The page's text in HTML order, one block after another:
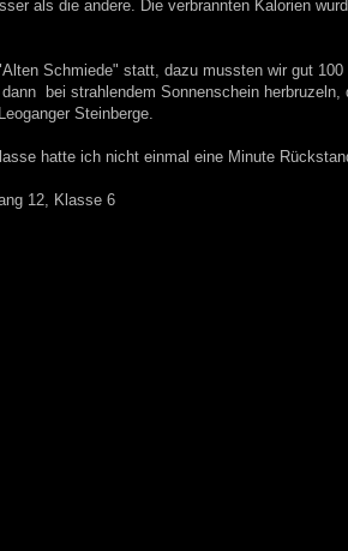
als die andere. Die verbrannten Kalorien
Schmiede" statt, dazu mussten wir gut 100
bei strahlendem Sonnenschein
Steinberge.
hatte ich nicht einmal eine Minute
12, Klasse 6